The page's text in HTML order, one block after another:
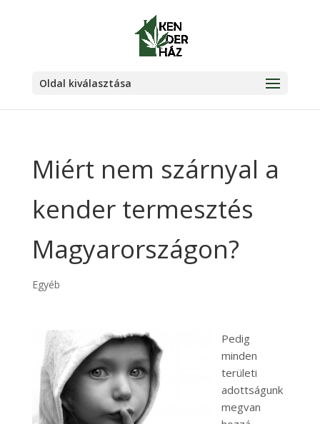
Oldal kiválasztása
Miért nem szárnyal a
kender termesztés
Magyarországon?
Egyéb
Pedig
minden
területi
adottságunk
megvan